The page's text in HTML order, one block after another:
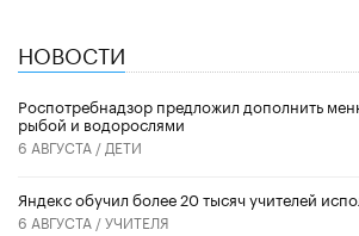
НОВОСТИ
Роспотребнадзор предложил дополнить
рыбой и водорослями
6 АВГУСТА / ДЕТИ
​Яндекс обучил более 20 тысяч учителей
6 АВГУСТА /УЧИТЕЛЯ